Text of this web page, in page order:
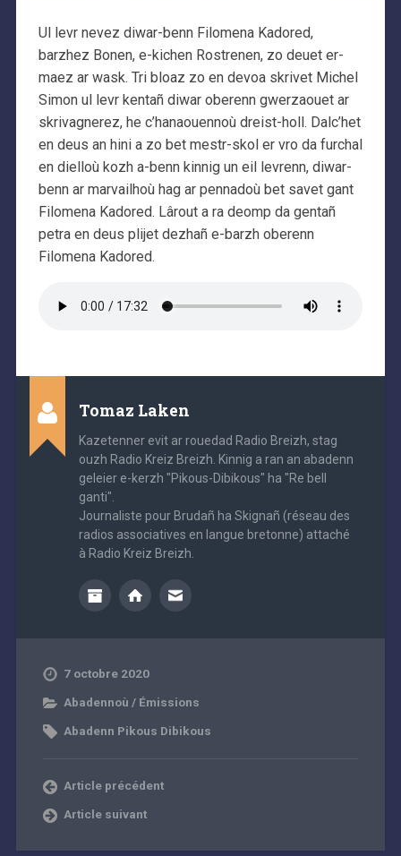
Ul levr nevez diwar-benn Filomena Kadored,
barzhez Bonen, e-kichen Rostrenen, zo deuet er-
maez ar wask. Tri bloaz zo en devoa skrivet Michel
Simon ul levr kentañ diwar oberenn gwerzaouet ar
skrivagnerez, he c’hanaouennoù dreist-holl. Dalc’het
en deus an hini a zo bet mestr-skol er vro da furchal
en dielloù kozh a-benn kinnig un eil levrenn, diwar-
benn ar marvailhoù hag ar pennadoù bet savet gant
Filomena Kadored. Lârout a ra deomp da gentañ
petra en deus plijet dezhañ e-barzh oberenn
Filomena Kadored.
Tomaz Laken
Kazetenner evit ar rouedad Radio Breizh, stag
ouzh Radio Kreiz Breizh. Kinnig a ran an abadenn
geleier e-kerzh "Pikous-Dibikous" ha "Re bell
ganti".
Journaliste pour Brudañ ha Skignañ (réseau des
radios associatives en langue bretonne) attaché
à Radio Kreiz Breizh.
7 octobre 2020
Abadennoù / Émissions
Abadenn Pikous Dibikous
Article précédent
Article suivant